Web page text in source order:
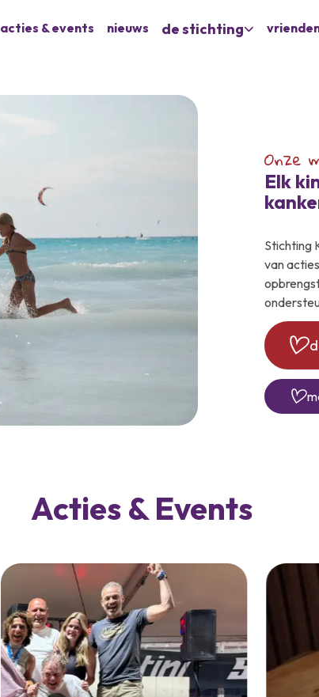
acties & events nieuws de stichting
Onze
Elk
Stichting
van
Acties & Events